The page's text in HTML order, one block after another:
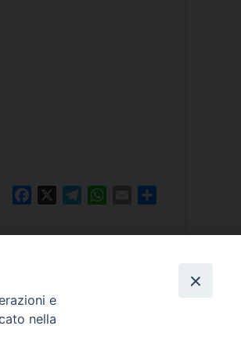
Facebook TelegramWhatsApp
Email
e
nella